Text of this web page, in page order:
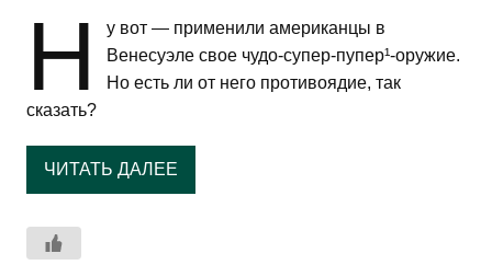
Н
у вот — применили американцы в
Венесуэле свое чудо-супер-пупер¹-оружие.
Но есть ли от него противоядие, так
сказать?
ЧИТАТЬ ДАЛЕЕ